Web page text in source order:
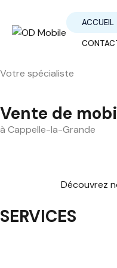
ACCUEIL
Votre spécialiste
Vente de
à Cappelle-la-Grande
Découvrez
SERVICES